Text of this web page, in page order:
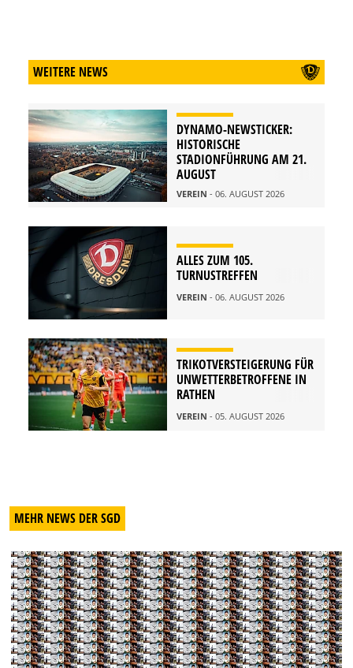
WEITERE NEWS
DYNAMO-NEWSTICKER:
HISTORISCHE
STADIONFÜHRUNG AM 21.
AUGUST
VEREIN - 06. AUGUST 2026
ALLES ZUM 105.
TURNUSTREFFEN
VEREIN - 06. AUGUST 2026
TRIKOTVERSTEIGERUNG FÜR
UNWETTERBETROFFENE IN
RATHEN
VEREIN - 05. AUGUST 2026
MEHR NEWS DER SGD